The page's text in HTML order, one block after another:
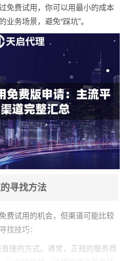
免费试用，你可以用最小的成本
务场景，避免“踩坑”。
寻找方法
费试用的机会，但渠道可能比较
找技巧：
直接的方式。通常，正规的服务商